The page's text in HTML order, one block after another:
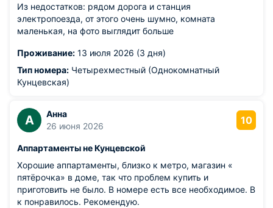
Из недостатков: рядом дорога и станция
электропоезда, от этого очень шумно, комната
маленькая, на фото выглядит больше
Проживание: 13 июля 2026 (3 дня)
Тип номера: Четырехместный (Однокомнатный
Кунцевская)
А
Анна
26 июня 2026
10
Аппартаменты не Кунцевской
Хорошие аппартаменты, близко к метро, магазин «
пятёрочка» в доме, так что проблем купить и
приготовить не было. В номере есть все необходимое. В
к понравилось. Рекомендую.